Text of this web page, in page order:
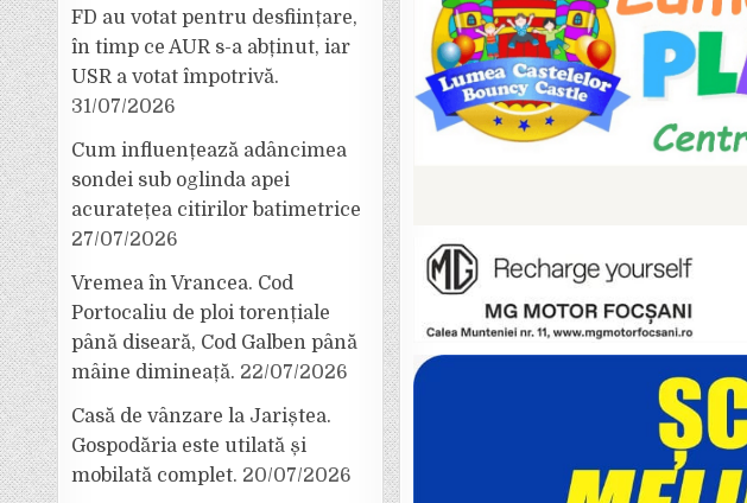
FD au votat pentru desființare,
în timp ce AUR s-a abținut, iar
USR a votat împotrivă.
31/07/2026
Cum influențează adâncimea
sondei sub oglinda apei
acuratețea citirilor batimetrice
27/07/2026
Vremea în Vrancea. Cod
Portocaliu de ploi torențiale
până diseară, Cod Galben până
mâine dimineață. 22/07/2026
Casă de vânzare la Jariștea.
Gospodăria este utilată și
mobilată complet. 20/07/2026